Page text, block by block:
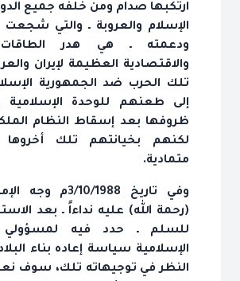
ارتكبها صدام ومن خلفه جميع
الإسلام والعروبة ـ والتي شجعت
ودعمته ـ هي هدر الطاقات
والاقتصادية العظيمة لإيران
تلك الحرب ضد الجمهورية
إلى طعنهم للوحدة الإسلامية
ظروفها بعد إسقاط النظام
لكنهم بخيانتهم تلك
متمادية.
وفي تاريخ 3/10/
(رحمة الله) عليه نداءاً ـ بعد
للسلم ـ حدد فيه لمسؤولي
الإسلامية سياسة إعاده بناء
النظر في توجيهاته تلك، سوف